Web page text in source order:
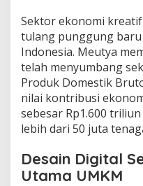
​Sektor ekonomi
tulang punggung
Indonesia. Meutya
telah menyumbang
Produk Domestik
nilai kontribusi
sebesar Rp1.600
lebih dari 50 juta
​Desain Digital
Utama UMKM